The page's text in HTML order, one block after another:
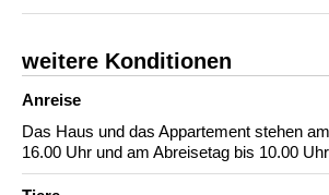
weitere Konditionen
Anreise
Das Haus und das Appartement stehen
16.00 Uhr und am Abreisetag bis 10.00